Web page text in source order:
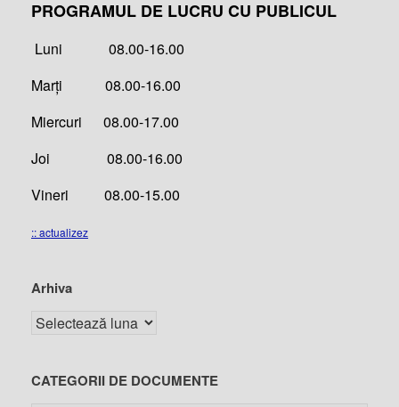
PROGRAMUL DE LUCRU CU PUBLICUL
Luni 08.00-16.00
Marți 08.00-16.00
Miercuri 08.00-17.00
Joi 08.00-16.00
Vineri 08.00-15.00
:: actualizez
Arhiva
CATEGORII DE DOCUMENTE